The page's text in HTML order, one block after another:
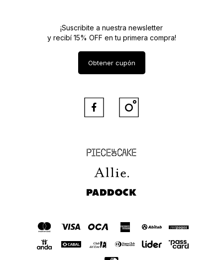
Piece of Cake
Allie
Paddock
¡Suscribite a nuestra newsletter
y recibí 15% OFF en tu primera compra!
Obtener cupón
 